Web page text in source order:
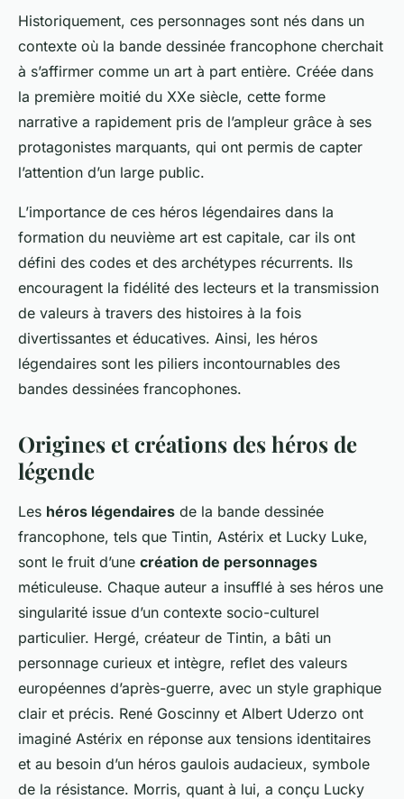
Historiquement, ces personnages sont nés dans un
contexte où la bande dessinée francophone cherchait
à s’affirmer comme un art à part entière. Créée dans
la première moitié du XXe siècle, cette forme
narrative a rapidement pris de l’ampleur grâce à ses
protagonistes marquants, qui ont permis de capter
l’attention d’un large public.
L’importance de ces héros légendaires dans la
formation du neuvième art est capitale, car ils ont
défini des codes et des archétypes récurrents. Ils
encouragent la fidélité des lecteurs et la transmission
de valeurs à travers des histoires à la fois
divertissantes et éducatives. Ainsi, les héros
légendaires sont les piliers incontournables des
bandes dessinées francophones.
Origines et créations des héros de
légende
Les héros légendaires de la bande dessinée
francophone, tels que Tintin, Astérix et Lucky Luke,
sont le fruit d’une création de personnages
méticuleuse. Chaque auteur a insufflé à ses héros une
singularité issue d’un contexte socio-culturel
particulier. Hergé, créateur de Tintin, a bâti un
personnage curieux et intègre, reflet des valeurs
européennes d’après-guerre, avec un style graphique
clair et précis. René Goscinny et Albert Uderzo ont
imaginé Astérix en réponse aux tensions identitaires
et au besoin d’un héros gaulois audacieux, symbole
de la résistance. Morris, quant à lui, a conçu Lucky